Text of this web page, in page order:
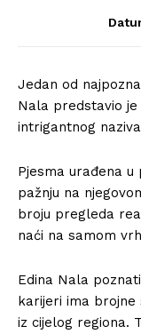
Jedan od
Nala predstavio je
intrigantnog
Pjesma urađena
pažnju na
broju pregleda
naći na samom
Edina Nala
karijeri ima brojne
iz cijelog regiona.